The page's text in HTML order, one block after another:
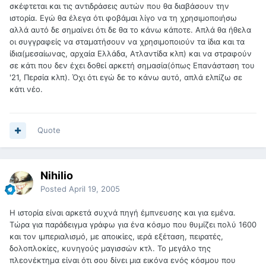
σκέφτεται και τις αντιδράσεις αυτών που θα διαβάσουν την
ιστορία. Εγώ θα έλεγα ότι φοβάμαι λίγο να τη χρησιμοποιήσω
αλλά αυτό δε σημαίνει ότι δε θα το κάνω κάποτε. Απλά θα ήθελα
οι συγγραφείς να σταματήσουν να χρησιμοποιούν τα ίδια και τα
ίδια(μεσαίωνας, αρχαία Ελλάδα, Ατλαντίδα κλπ) και να στραφούν
σε κάτι που δεν έχει δοθεί αρκετή σημασία(όπως Επανάσταση του
'21, Περσία κλπ). Όχι ότι εγώ δε το κάνω αυτό, απλά ελπίζω σε
κάτι νέο.
Quote
Nihilio
Posted April 19, 2005
H ιστορία είναι αρκετά συχνά πηγή έμπνευσης και για εμένα.
Τώρα για παράδειγμα γράφω για ένα κόσμο που θυμίζει πολύ 1600
και τον ιμπεριαλισμό, με αποικίες, ιερά εξέταση, πειρατές,
δολοπλοκίες, κυνηγούς μαγισσών κτλ. Το μεγάλο της
πλεονέκτημα είναι ότι σου δίνει μια εικόνα ενός κόσμου που